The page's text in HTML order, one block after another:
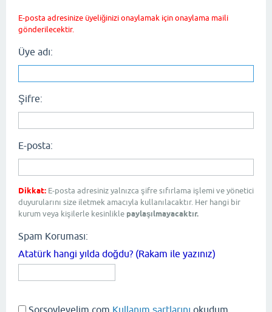
E-posta adresinize üyeliğinizi onaylamak için onaylama maili
gönderilecektir.
Üye adı:
Şifre:
E-posta:
Dikkat: E-posta adresiniz yalnızca şifre sıfırlama işlemi ve yönetici
duyurularını size iletmek amacıyla kullanılacaktır. Her hangi bir
kurum veya kişilerle kesinlikle paylaşılmayacaktır.
Spam Koruması:
Atatürk hangi yılda doğdu? (Rakam ile yazınız)
Sorsoyleyelim.com Kullanım şartlarını okudum,